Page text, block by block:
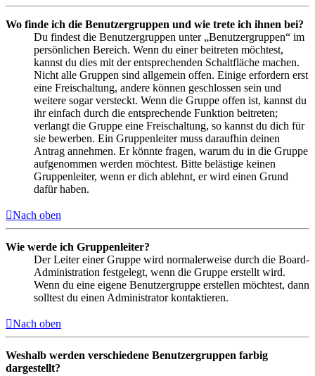
Wo finde ich die Benutzergruppen und wie trete ich ihnen bei?
Du findest die Benutzergruppen unter „Benutzergruppen“ im
persönlichen Bereich. Wenn du einer beitreten möchtest,
kannst du dies mit der entsprechenden Schaltfläche machen.
Nicht alle Gruppen sind allgemein offen. Einige erfordern erst
eine Freischaltung, andere können geschlossen sein und
weitere sogar versteckt. Wenn die Gruppe offen ist, kannst du
ihr einfach durch die entsprechende Funktion beitreten;
verlangt die Gruppe eine Freischaltung, so kannst du dich für
sie bewerben. Ein Gruppenleiter muss daraufhin deinen
Antrag annehmen. Er könnte fragen, warum du in die Gruppe
aufgenommen werden möchtest. Bitte belästige keinen
Gruppenleiter, wenn er dich ablehnt, er wird einen Grund
dafür haben.
Nach oben
Wie werde ich Gruppenleiter?
Der Leiter einer Gruppe wird normalerweise durch die Board-
Administration festgelegt, wenn die Gruppe erstellt wird.
Wenn du eine eigene Benutzergruppe erstellen möchtest, dann
solltest du einen Administrator kontaktieren.
Nach oben
Weshalb werden verschiedene Benutzergruppen farbig
dargestellt?